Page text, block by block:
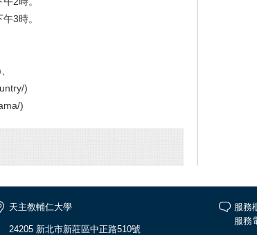
3時。
)
)
天主教輔仁大學
24205 新北市新莊區中正路510號
服務
服務